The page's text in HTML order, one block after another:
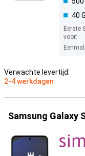
40
Eerste
voor:
Verwachte levertijd:
2-4 werkdagen
Samsung Galaxy